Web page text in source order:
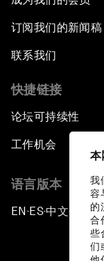
本
我
容
的
合
些
们
订阅我们的新闻稿
联系我们
快捷链接
论坛可持续性
工作机会
语言版本
EN ▪ ES▪中文▪ 日本